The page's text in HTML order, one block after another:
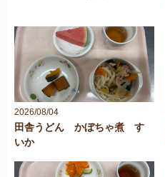
2026/08/04
田舎うどん かぼちゃ煮 す
いか